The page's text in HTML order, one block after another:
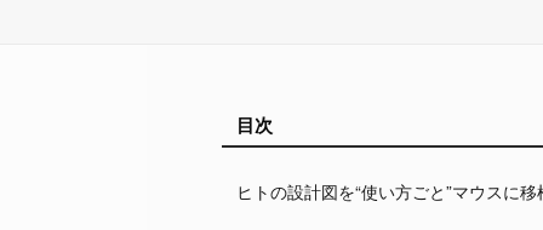
目次
ヒトの設計図を“使い方ごと”マウスに